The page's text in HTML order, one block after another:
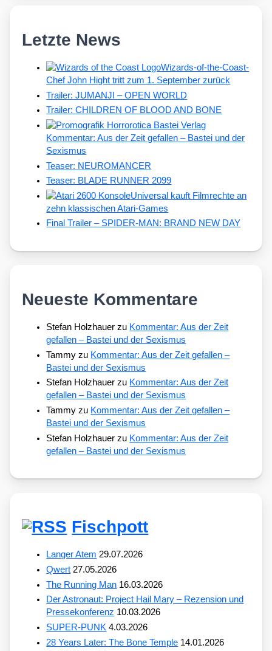
Letzte News
Wizards-of-the-Coast-
Chef John Hight tritt zum 1. September zurück
Trailer: JUMANJI – OPEN WORLD
Trailer: CHILDREN OF BLOOD AND BONE
Kommentar: Aus der Zeit gefallen – Bastei und der
Sexismus
Teaser: NEUROMANCER
Teaser: BLADE RUNNER 2099
Universal kauft Filmrechte an
zehn klassischen Atari-Games
Final Trailer – SPIDER-MAN: BRAND NEW DAY
Neueste Kommentare
Stefan Holzhauer zu Kommentar: Aus der Zeit
gefallen – Bastei und der Sexismus
Tammy zu Kommentar: Aus der Zeit gefallen –
Bastei und der Sexismus
Stefan Holzhauer zu Kommentar: Aus der Zeit
gefallen – Bastei und der Sexismus
Tammy zu Kommentar: Aus der Zeit gefallen –
Bastei und der Sexismus
Stefan Holzhauer zu Kommentar: Aus der Zeit
gefallen – Bastei und der Sexismus
Fischpott
Langer Atem 29.07.2026
Qwert 27.05.2026
The Running Man 16.03.2026
Der Astronaut: Project Hail Mary – Rezension und
Pressekonferenz 10.03.2026
SUPER-PUNK 4.03.2026
28 Years Later: The Bone Temple 14.01.2026